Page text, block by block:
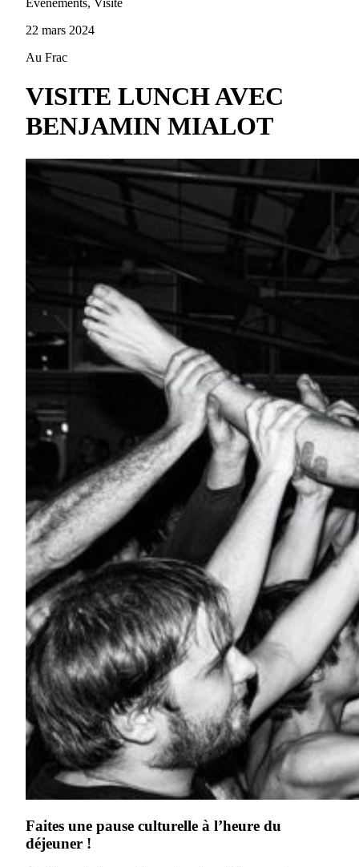
22 mars 2024
Au Frac
VISITE LUNCH AVEC
BENJAMIN MIALOT
Faites une pause culturelle à l’heure du
déjeuner !